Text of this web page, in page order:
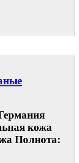
кожа
Полнота: